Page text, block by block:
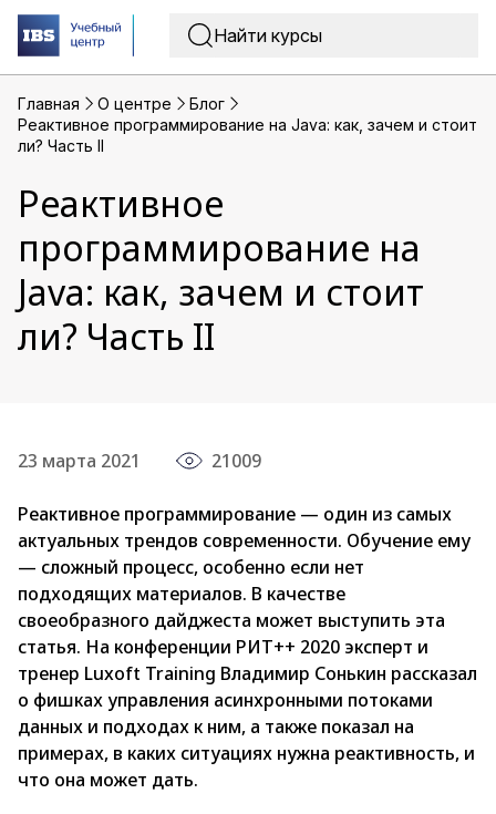
Главная O центре
Блог
Реактивное программирование на Java: как, зачем и стоит
ли? Часть II
Реактивное
программирование на
Java: как, зачем и стоит
ли? Часть II
23 марта 2021 21009
Реактивное программирование — один из самых
актуальных трендов современности. Обучение ему
— сложный процесс, особенно если нет
подходящих материалов. В качестве
своеобразного дайджеста может выступить эта
статья. На конференции РИТ++ 2020 эксперт и
тренер Luxoft Training Владимир Сонькин рассказал
о фишках управления асинхронными потоками
данных и подходах к ним, а также показал на
примерах, в каких ситуациях нужна реактивность, и
что она может дать.